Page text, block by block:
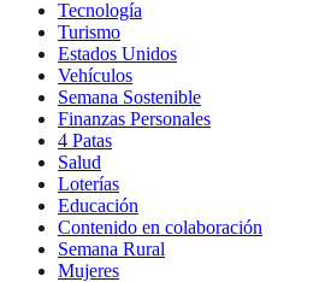
Tecnología
Turismo
Estados Unidos
Vehículos
Semana Sostenible
Finanzas Personales
4 Patas
Salud
Loterías
Educación
Contenido en colaboración
Semana Rural
Mujeres